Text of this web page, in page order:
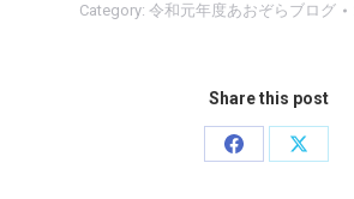
Category: 令和元年度あおぞらブログ
Share this post
Share
Share